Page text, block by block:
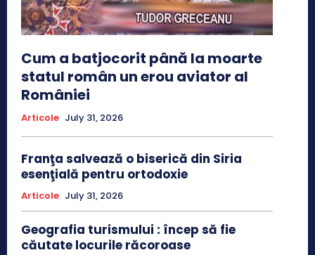
Cum a batjocorit până la moarte
statul român un erou aviator al
României
Articole July 31, 2026
Franţa salvează o biserică din Siria
esenţială pentru ortodoxie
Articole July 31, 2026
Geografia turismului : încep să fie
căutate locurile răcoroase